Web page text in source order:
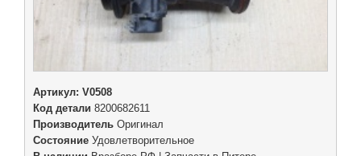
Артикул: V0508
Код детали 8200682611
Производитель Оригинал
Состояние Удовлетворительное